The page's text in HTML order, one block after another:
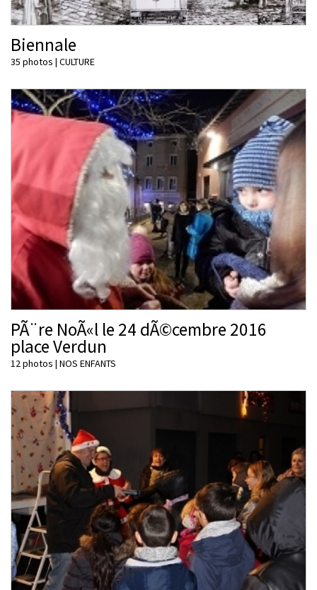
Biennale
35 photos | CULTURE
PÃ¨re NoÃ«l le 24 dÃ©cembre 2016
place Verdun
12 photos | NOS ENFANTS